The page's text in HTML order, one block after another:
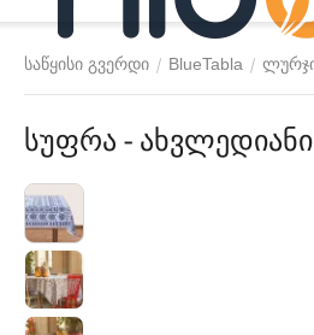
საწყისი გვერდი / BlueTabla /
სუფრა -